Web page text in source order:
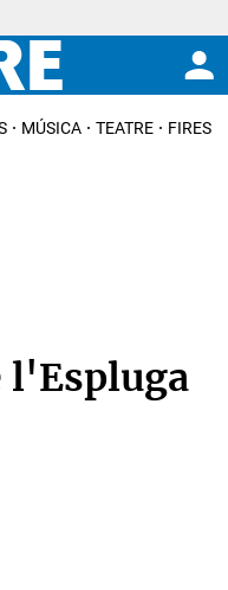
MÚSICA TEATRE FIRES I
l'Espluga